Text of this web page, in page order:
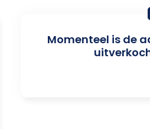
Momenteel is de